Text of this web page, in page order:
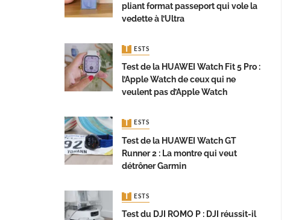
pliant format passeport qui vole la
vedette à l’Ultra
TESTS
Test de la HUAWEI Watch Fit 5 Pro :
l’Apple Watch de ceux qui ne
veulent pas d’Apple Watch
TESTS
Test de la HUAWEI Watch GT
Runner 2 : La montre qui veut
détrôner Garmin
TESTS
Test du DJI ROMO P : DJI réussit-il